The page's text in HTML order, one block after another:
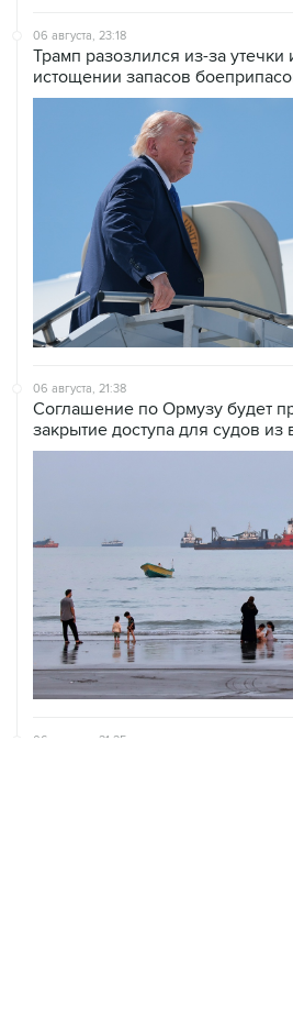
06 августа, 23:18
Трамп разозлился из-за
истощении запасов
06 августа, 21:38
Соглашение по Ормузу будет
закрытие доступа для судов из
06 августа, 21:25